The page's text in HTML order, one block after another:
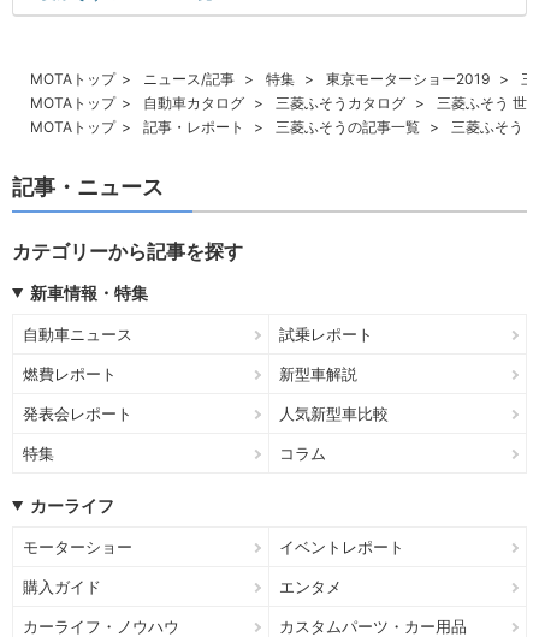
MOTAトップ ニュース/記事 特集 東京モーターショー2019
MOTAトップ
自動車カタログ 三菱ふそうカタログ
三菱ふそう 世
MOTAトップ
記事・レポート 三菱ふそうの記事一覧 三菱ふそう
記事・ニュース
カテゴリーから記事を探す
新車情報・特集
自動車ニュース 試乗レポート
燃費レポート 新型車解説
発表会レポート 人気新型車比較
特集 コラム
カーライフ
モーターショー イベントレポート
購入ガイド エンタメ
カーライフ・ノウハウ カスタムパーツ・カー用品